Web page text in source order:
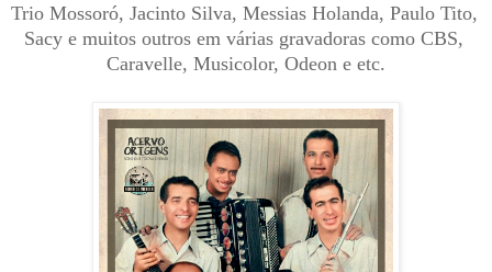
Trio Mossoró, Jacinto Silva, Messias Holanda, Paulo Tito,
Sacy e muitos outros em várias gravadoras como CBS,
Caravelle, Musicolor, Odeon e etc.